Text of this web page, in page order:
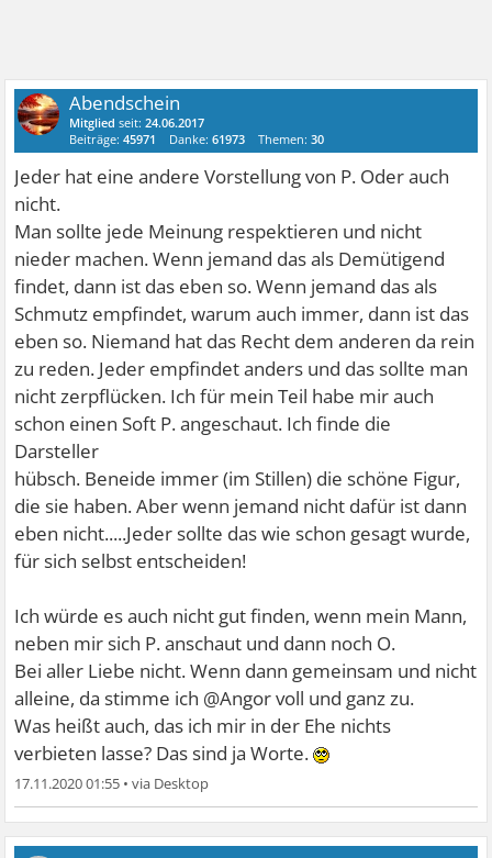
Abendschein
Mitglied seit:24.06.2017
Beiträge:45971 Danke:61973 Themen:30
Jeder hat eine andere Vorstellung von P. Oder auch
nicht.
Man sollte jede Meinung respektieren und nicht
nieder machen. Wenn jemand das als Demütigend
findet, dann ist das eben so. Wenn jemand das als
Schmutz empfindet, warum auch immer, dann ist das
eben so. Niemand hat das Recht dem anderen da rein
zu reden. Jeder empfindet anders und das sollte man
nicht zerpflücken. Ich für mein Teil habe mir auch
schon einen Soft P. angeschaut. Ich finde die
Darsteller
hübsch. Beneide immer (im Stillen) die schöne Figur,
die sie haben. Aber wenn jemand nicht dafür ist dann
eben nicht.....Jeder sollte das wie schon gesagt wurde,
für sich selbst entscheiden!
Ich würde es auch nicht gut finden, wenn mein Mann,
neben mir sich P. anschaut und dann noch O.
Bei aller Liebe nicht. Wenn dann gemeinsam und nicht
alleine, da stimme ich @Angor voll und ganz zu.
Was heißt auch, das ich mir in der Ehe nichts
verbieten lasse? Das sind ja Worte.
17.11.2020 01:55 •